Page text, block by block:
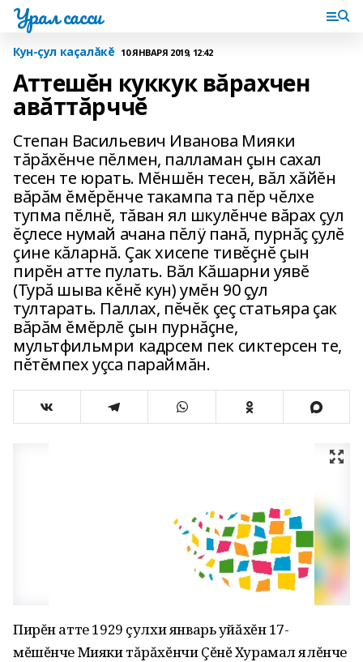
Урал сасси
Кун-çул каçалăкĕ 10 ЯНВАРЯ 2019, 12:42
Аттешĕн куккук вăрахчен
авăттăрччĕ
Степан Васильевич Иванова Мияки
тăрăхĕнче пĕлмен, палламан çын сахал
тесен те юрать. Мĕншĕн тесен, вăл хăйĕн
вăрăм ĕмĕрĕнче такампа та пĕр чĕлхе
тупма пĕлнĕ, тăван ял шкулĕнче вăрах çул
ĕçлесе нумай ачана пĕлÿ панă, пурнăç çулĕ
çине кăларнă. Çак хисепе тивĕçнĕ çын
пирĕн атте пулать. Вăл Кăшарни уявĕ
(Турă шыва кĕнĕ кун) умĕн 90 çул
тултарать. Паллах, пĕчĕк çеç статьяра çак
вăрăм ĕмĕрлĕ çын пурнăçне,
мультфильмри кадрсем пек сиктерсен те,
пĕтĕмпех уçса параймăн.
Пирĕн атте 1929 çулхи январь уйăхĕн 17-
мĕшĕнче Мияки тăрăхĕнчи Çĕнĕ Хурамал ялĕнче